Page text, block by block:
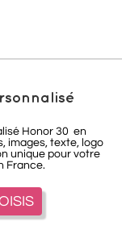
Honor 30 en
images, texte, logo
unique pour votre
France.